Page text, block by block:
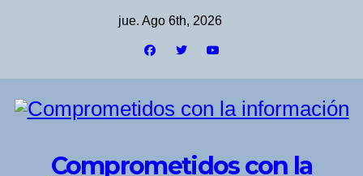
jue. Ago 6th, 2026
Comprometidos con la